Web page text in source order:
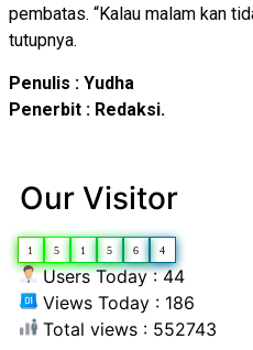
pembatas. “Kalau malam kan
tutupnya.
Penulis : Yudha
Penerbit : Redaksi.
Our Visitor
1 5 1 5 6 4
Users Today : 44
Views Today : 186
Total views : 552743